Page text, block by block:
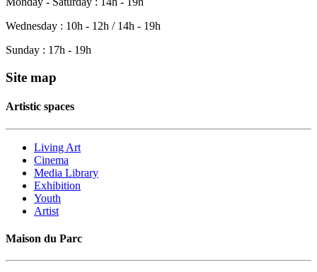
Wednesday : 10h - 12h / 14h - 19h
Sunday : 17h - 19h
Site map
Artistic spaces
Living Art
Cinema
Media Library
Exhibition
Youth
Artist
Maison du Parc